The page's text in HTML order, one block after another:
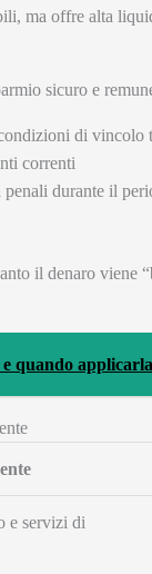
ma offre alta
sicuro e
di vincolo
correnti
penali durante il
il denaro viene
quando applicarla
e servizi di